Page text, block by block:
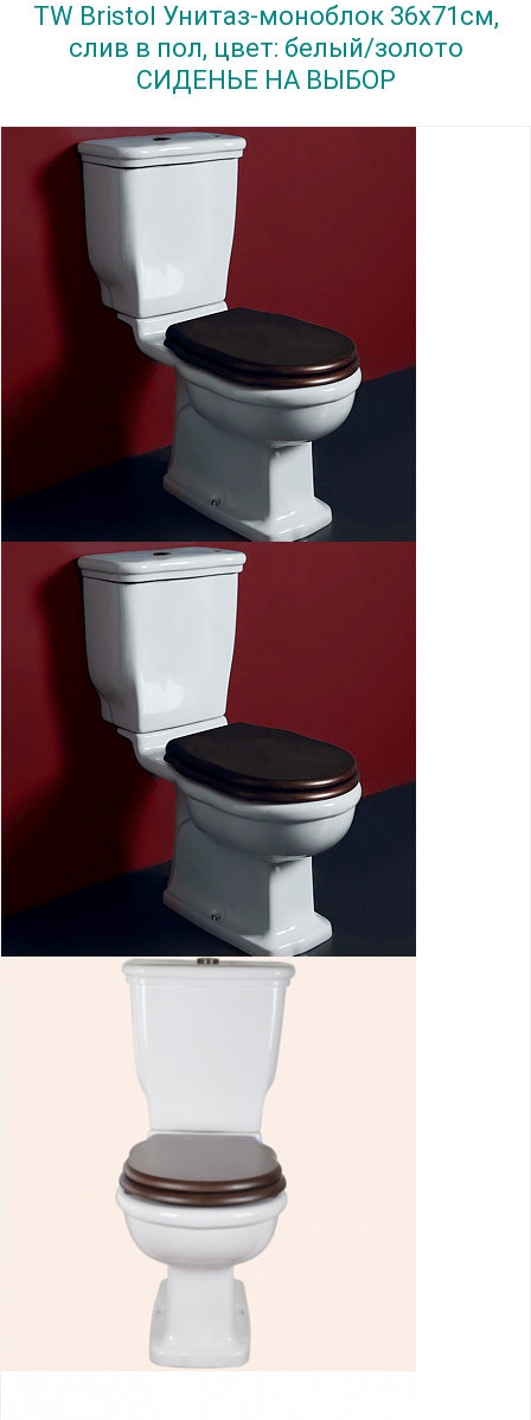
TW Bristol Унитаз-моноблок 36х71см,
слив в пол, цвет: белый/золото
СИДЕНЬЕ НА ВЫБОР